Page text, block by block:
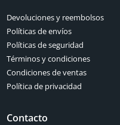
Devoluciones y reembolsos
Políticas de envíos
Políticas de seguridad
Términos y condiciones
Condiciones de ventas
Política de privacidad
Contacto